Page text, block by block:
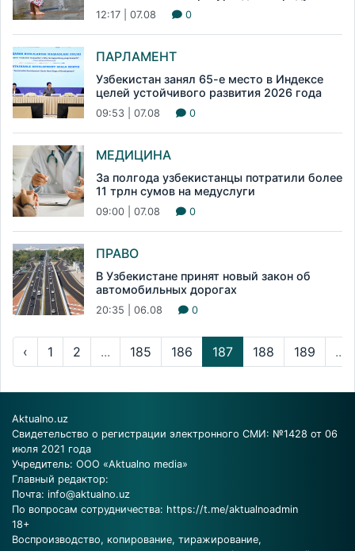
12:17 | 07.08 0
ПАРЛАМЕНТ
Узбекистан занял 65-е место в Индексе
целей устойчивого развития 2026 года
09:53 | 07.08 0
МЕДИЦИНА
За полгода узбекистанцы потратили более
11 трлн сумов на медуслуги
09:00 | 07.08 0
ПРАВО
В Узбекистане принят новый закон об
автомобильных дорогах
20:35 | 06.08 0
‹ 1 2 ... 185 186 187 188 189 ...
Aktualno.uz
Свидетельство о регистрации электронного СМИ: №1428 от 06
июля 2021 года
Учредитель: ООО «Aktualno media»
Главный редактор:
Почта: info@aktualno.uz
По вопросам сотрудничества: https://t.me/aktualnoadmin
18+
Воспроизводство, копирование, тиражирование,